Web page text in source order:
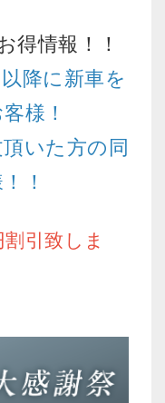
得情報！！
降に新車を
様！
いた方の同
！
引致しま